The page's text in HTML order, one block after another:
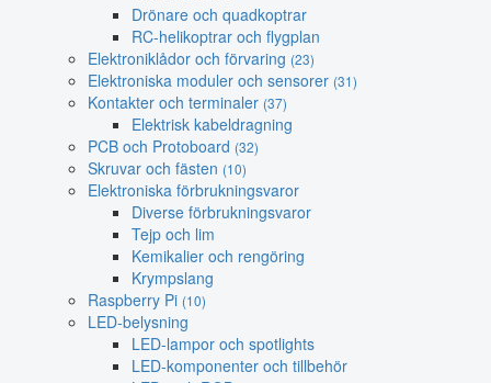
Drönare och quadkoptrar
RC-helikoptrar och flygplan
Elektroniklådor och förvaring (23)
Elektroniska moduler och sensorer (31)
Kontakter och terminaler (37)
Elektrisk kabeldragning
PCB och Protoboard (32)
Skruvar och fästen (10)
Elektroniska förbrukningsvaror
Diverse förbrukningsvaror
Tejp och lim
Kemikalier och rengöring
Krympslang
Raspberry Pi (10)
LED-belysning
LED-lampor och spotlights
LED-komponenter och tillbehör